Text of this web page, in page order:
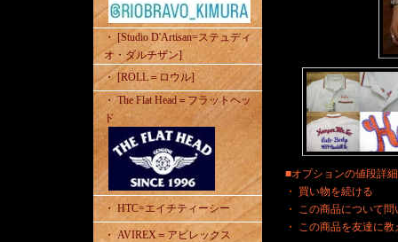
・ [Studio D'Artisan=ステュディ
オ・ダルチザン]
・ [ROLL＝ロウル]
・ The Flat Head＝フラットヘッ
ド
・ HTC=エイチティーシー
・ AVIREX＝アビレックス
■オプションの値段詳
・ 買い物を続ける
・
この商品について
・
この商品を友達に教